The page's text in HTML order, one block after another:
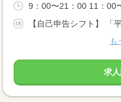
9：00〜21：00 11：00
【自己申告シフト】 「
も
求